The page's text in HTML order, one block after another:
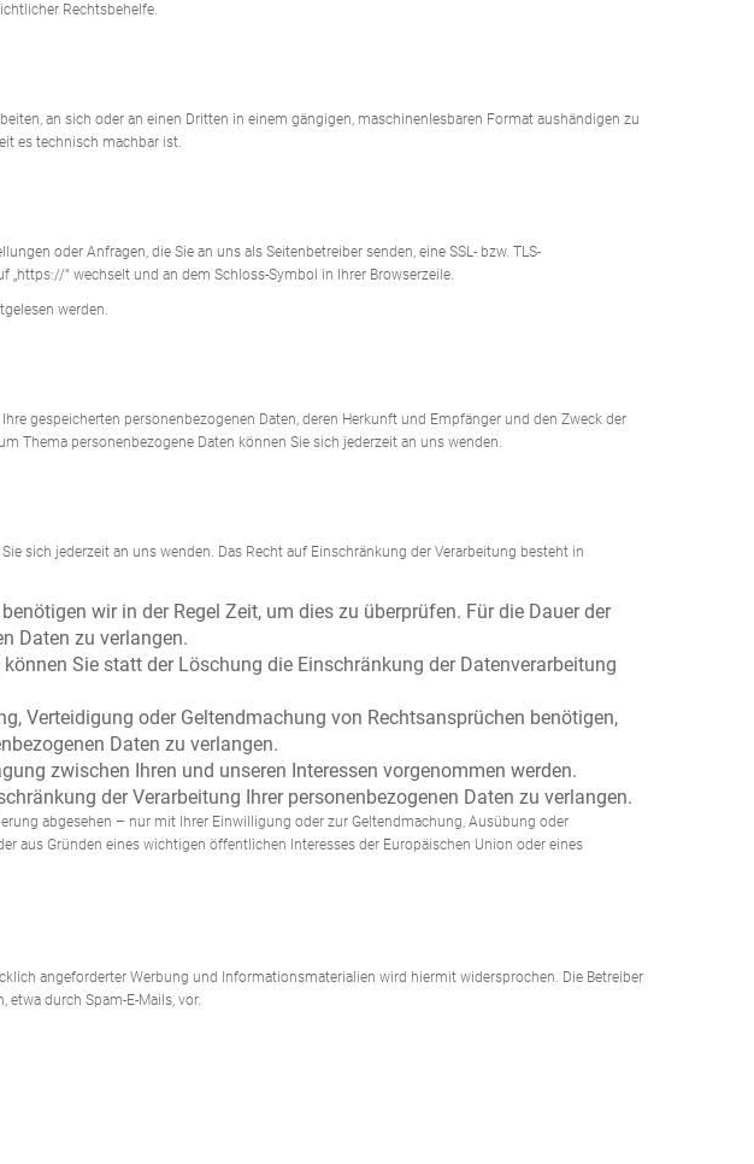
Rechtsbehelfe.
an sich oder an einen Dritten in einem gängigen, maschinenlesbaren Format aushändigen zu
es technisch machbar ist.
oder Anfragen, die Sie an uns als Seitenbetreiber senden, eine SSL- bzw. TLS-
„https://“ wechselt und an dem Schloss-Symbol in Ihrer Browserzeile.
werden.
gespeicherten personenbezogenen Daten, deren Herkunft und Empfänger und den Zweck der
Thema personenbezogene Daten können Sie sich jederzeit an uns wenden.
sich jederzeit an uns wenden. Das Recht auf Einschränkung der Verarbeitung besteht in
wir in der Regel Zeit, um dies zu überprüfen. Für die Dauer der
Daten zu verlangen.
Sie statt der Löschung die Einschränkung der Datenverarbeitung
Verteidigung oder Geltendmachung von Rechtsansprüchen benötigen,
Daten zu verlangen.
zwischen Ihren und unseren Interessen vorgenommen werden.
der Verarbeitung Ihrer personenbezogenen Daten zu verlangen.
abgesehen – nur mit Ihrer Einwilligung oder zur Geltendmachung, Ausübung oder
aus Gründen eines wichtigen öffentlichen Interesses der Europäischen Union oder eines
angeforderter Werbung und Informationsmaterialien wird hiermit widersprochen. Die Betreiber
durch Spam-E-Mails, vor.